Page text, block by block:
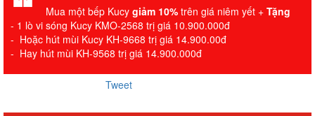
Mua một bếp Kucy giảm 10% trên giá niêm yết + Tặng
- 1 lò vi sóng Kucy KMO-2568 trị giá 10.900.000đ
- Hoặc hút mùi Kucy KH-9668 trị giá 14.900.00đ
- Hay hút mùi KH-9568 trị giá 14.900.000đ
Tweet